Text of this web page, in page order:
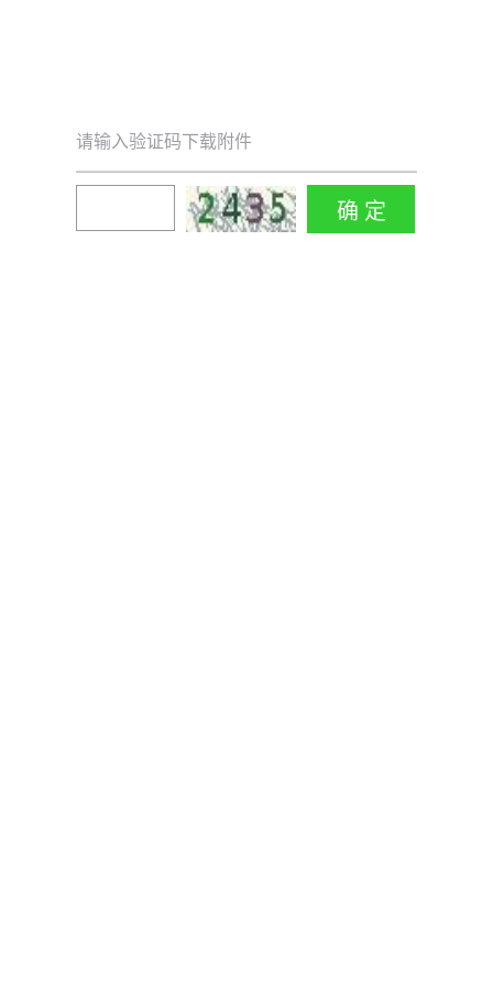
请输入验证码下载附件